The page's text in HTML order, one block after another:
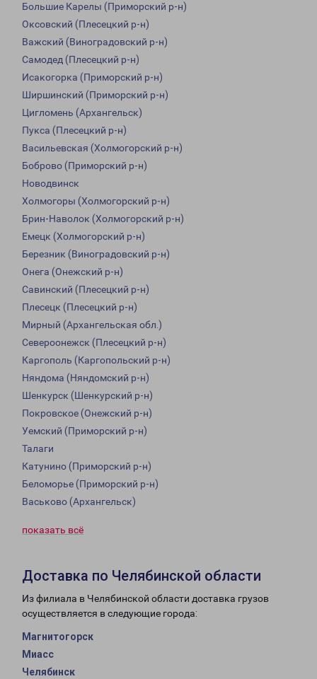
Большие Карелы (Приморский р-н)
Оксовский (Плесецкий р-н)
Важский (Виноградовский р-н)
Самодед (Плесецкий р-н)
Исакогорка (Приморский р-н)
Ширшинский (Приморский р-н)
Цигломень (Архангельск)
Пукса (Плесецкий р-н)
Васильевская (Холмогорский р-н)
Боброво (Приморский р-н)
Новодвинск
Холмогоры (Холмогорский р-н)
Брин-Наволок (Холмогорский р-н)
Емецк (Холмогорский р-н)
Березник (Виноградовский р-н)
Онега (Онежский р-н)
Савинский (Плесецкий р-н)
Плесецк (Плесецкий р-н)
Мирный (Архангельская обл.)
Североонежск (Плесецкий р-н)
Каргополь (Каргопольский р-н)
Няндома (Няндомский р-н)
Шенкурск (Шенкурский р-н)
Покровское (Онежский р-н)
Уемский (Приморский р-н)
Талаги
Катунино (Приморский р-н)
Беломорье (Приморский р-н)
Васьково (Архангельск)
показать всё
Доставка по Челябинской области
Из филиала в Челябинской области доставка грузов
осуществляется в следующие города:
Магнитогорск
Миасс
Челябинск